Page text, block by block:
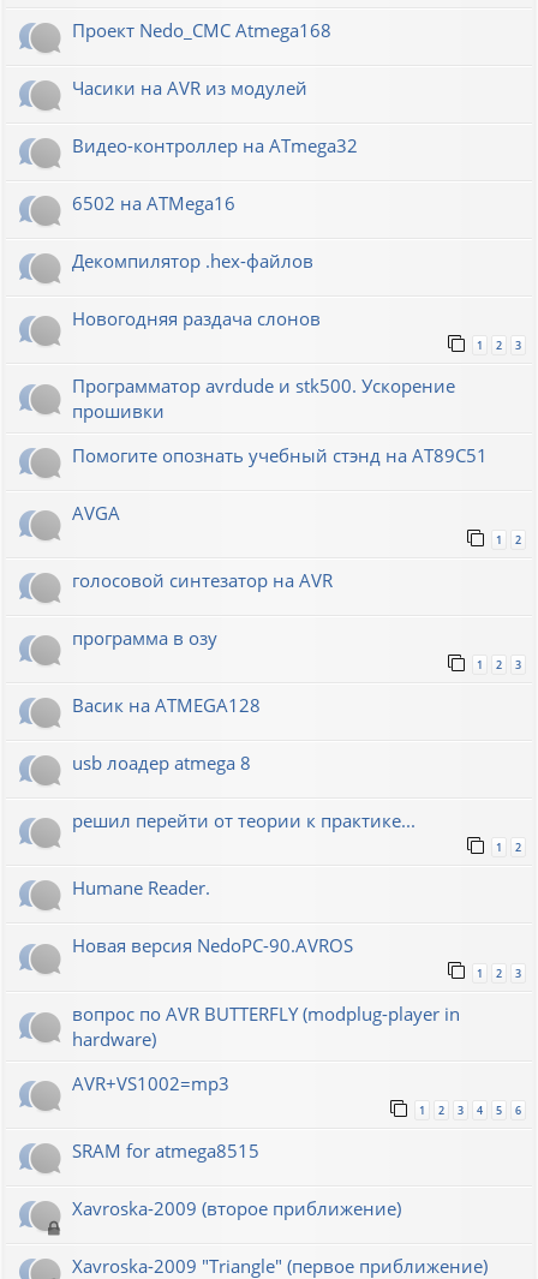
Проект Nedo_CMC Atmega168
Часики на AVR из модулей
Видео-контроллер на ATmega32
6502 на ATMega16
Декомпилятор .hex-файлов
Новогодняя раздача слонов
1 2 3
Программатор avrdude и stk500. Ускорение
прошивки
Помогите опознать учебный стэнд на AT89С51
AVGA
1 2
голосовой синтезатор на AVR
программа в озу
1 2 3
Васик на ATMEGA128
usb лоадер atmega 8
решил перейти от теории к практике...
1 2
Humane Reader.
Новая версия NedoPC-90.AVROS
1 2 3
вопрос по AVR BUTTERFLY (modplug-player in
hardware)
AVR+VS1002=mp3
1 2 3 4 5 6
SRAM for atmega8515
Xavroska-2009 (второе приближение)
Xavroska-2009 "Triangle" (первое приближение)